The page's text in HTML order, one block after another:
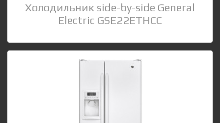
Холодильник side-by-side General
Electric GSE22ETHCC